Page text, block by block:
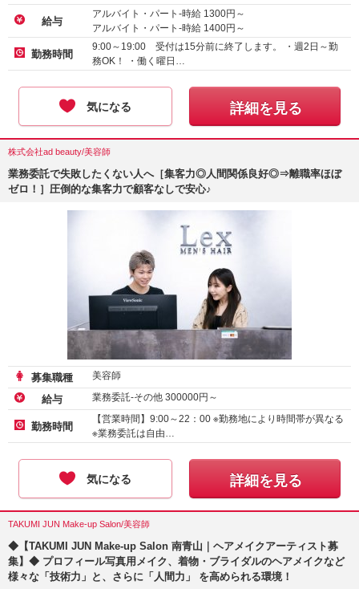
給与
アルバイト・パート-時給 1300円～
アルバイト・パート-時給 1400円～
勤務時間
9:00～19:00 受付は15分前に終了します。 ・週2日～勤
務OK！ ・働く曜日…
気になる 詳細を見る
株式会社ad beauty/美容師
業務委託で失敗したくない人へ［集客力◎人間関係良好◎⇒離職率ほぼ
ゼロ！］圧倒的な集客力で顧客なしで安心♪
募集職種 美容師
給与 業務委託-その他 300000円～
勤務時間
【営業時間】9:00～22：00 ※勤務地により時間帯が異なる
※業務委託は自由…
気になる 詳細を見る
TAKUMI JUN Make-up Salon/美容師
◆【TAKUMI JUN Make-up Salon 南青山｜ヘアメイクアーティスト募
集】◆ プロフィール写真用メイク、着物・ブライダルのヘアメイクなど
様々な「技術力」と、さらに「人間力」 を高められる環境！